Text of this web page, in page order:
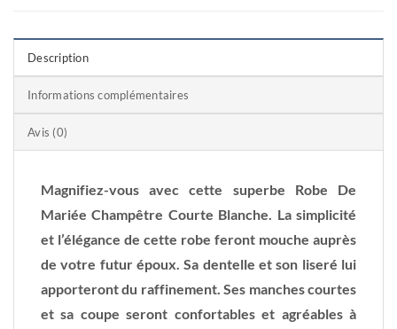
Description
Informations complémentaires
Avis (0)
Magnifiez-vous avec cette superbe Robe De
Mariée Champêtre Courte Blanche. La simplicité
et l’élégance de cette robe feront mouche auprès
de votre futur époux. Sa dentelle et son liseré lui
apporteront du raffinement. Ses manches courtes
et sa coupe seront confortables et agréables à